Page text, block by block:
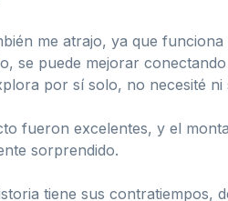
me atrajo, ya que
se puede mejorar
por sí solo, no necesité ni
fueron excelentes, y el
sorprendido.
tiene sus contratiempos,